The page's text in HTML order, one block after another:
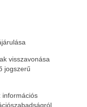
jogszerű